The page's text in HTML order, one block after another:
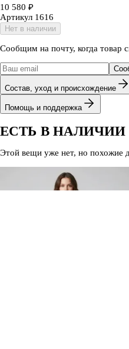
10 580 ₽
Артикул 1616
Нет в наличии
Сообщим на почту, когда товар
Состав, уход и происхождение
Помощь и поддержка
ЕСТЬ В НАЛИЧИИ
Этой вещи уже нет, но похожие